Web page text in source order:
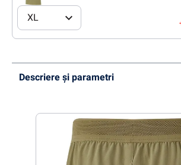
XL
Descriere și parametri